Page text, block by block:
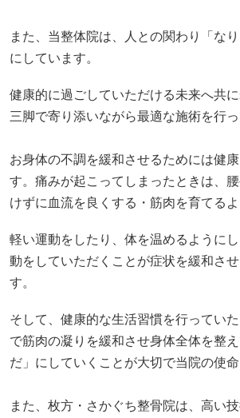
また、当整体院は、人との関わり「な
にしています。
健康的に過ごしていただける未来へ共
三脚で寄り添いながら最適な施術を行っ
お身体の不調を緩和させるためには健
す。痛みが起こってしまったときは、
けずに血流を良くする・筋肉を育てるよ
軽い運動をしたり、体を温めるように
動をしていただくことが症状を緩和さ
す。
そして、健康的な生活習慣を行ってい
で筋肉の凝りを緩和させ身体全体を整
だ」にしていくことが大切で当院の使命
また、枚方・さかぐち整骨院は、高い